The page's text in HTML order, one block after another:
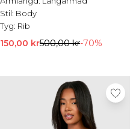
REA-skjortor
REA-kostymer
REA-stickat
REA-accessoarer
Stil: Body
Tyg: Rib
150,00 kr500,00 kr-70%